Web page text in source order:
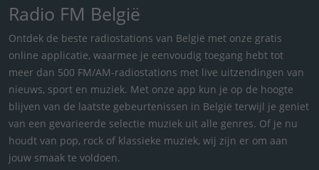
Radio FM België
Ontdek de beste radiostations van België met onze gratis
online applicatie, waarmee je eenvoudig toegang hebt tot
meer dan 500 FM/AM-radiostations met live uitzendingen van
nieuws, sport en muziek. Met onze app kun je op de hoogte
blijven van de laatste gebeurtenissen in België terwijl je geniet
van een gevarieerde selectie muziek uit alle genres. Of je nu
houdt van pop, rock of klassieke muziek, wij zijn er om aan
jouw smaak te voldoen.